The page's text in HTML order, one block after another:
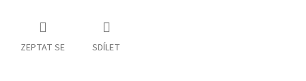
ZEPTAT SE SDÍLET